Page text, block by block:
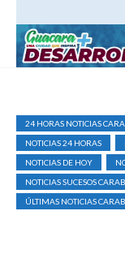
24 HORAS NOTICIAS
NOTICIAS 24 HORAS
NOTICIAS DE HOY
NOTICIAS SUCESOS
ÚLTIMAS NOTICIAS